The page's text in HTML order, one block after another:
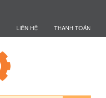
LIÊN HỆ THANH TOÁN